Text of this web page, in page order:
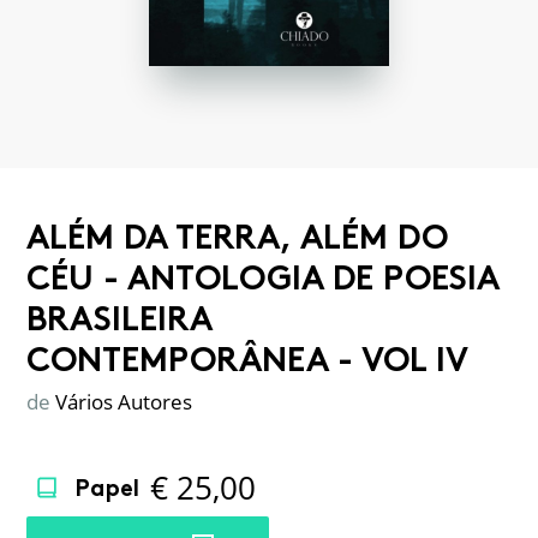
ALÉM DA TERRA, ALÉM DO
CÉU - ANTOLOGIA DE POESIA
BRASILEIRA
CONTEMPORÂNEA - VOL IV
de Vários Autores
Papel € 25,00